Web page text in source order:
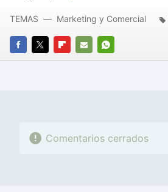
FACEBOOK
TWITTERFLIPBOARD
E-
WHATSAPP
TEMAS Marketing y Comercial
Comentarios cerrados